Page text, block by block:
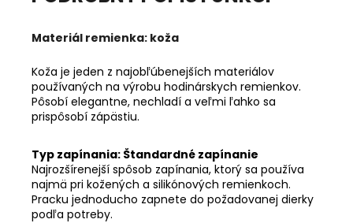
Materiál remienka: koža
Koža je jeden z najobľúbenejších materiálov
používaných na výrobu hodinárskych remienkov.
Pôsobí elegantne, nechladí a veľmi ľahko sa
prispôsobí zápästiu.
Typ zapínania: Štandardné zapínanie
Najrozšírenejší spôsob zapínania, ktorý sa používa
najmä pri kožených a silikónových remienkoch.
Pracku jednoducho zapnete do požadovanej dierky
podľa potreby.